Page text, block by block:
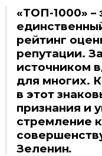
«ТОП-1000» –
рейтинг
репутации.
источником
для многих.
в этот
признания и
стремление
Зеленин.